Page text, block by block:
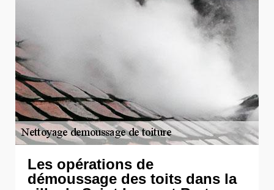
Les opérations de
démoussage des toits dans la